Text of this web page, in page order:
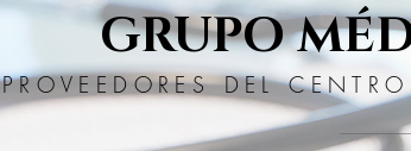
GRUPO
PROVEEDORES DEL